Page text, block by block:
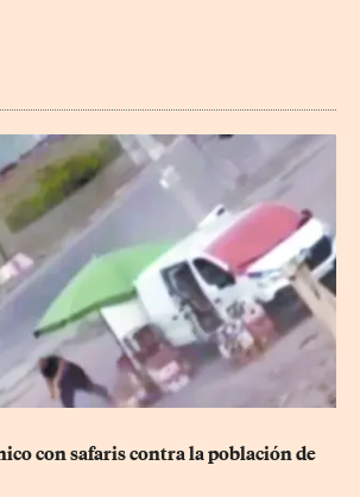
con safaris contra la población de